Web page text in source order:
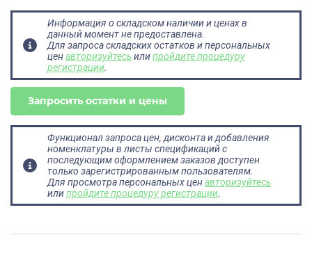
Информация о складском наличии и ценах в
данный момент не предоставлена.
Для запроса складских остатков и персональных
ценавторизуйтесьилипройдите процедуру
регистрации.
Запросить остатки и цены
Функционал запроса цен, дисконта и добавления
номенклатуры в листы спецификаций с
последующим оформлением заказов доступен
только зарегистрированным пользователям.
Для просмотра персональных ценавторизуйтесь
илипройдите процедуру регистрации.